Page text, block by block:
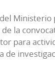
Ministerio
la
para
de